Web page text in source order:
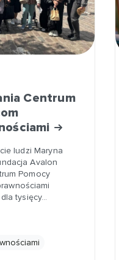
Centrum
ludzi Maryna
Avalon
Pomocy
tysięcy…